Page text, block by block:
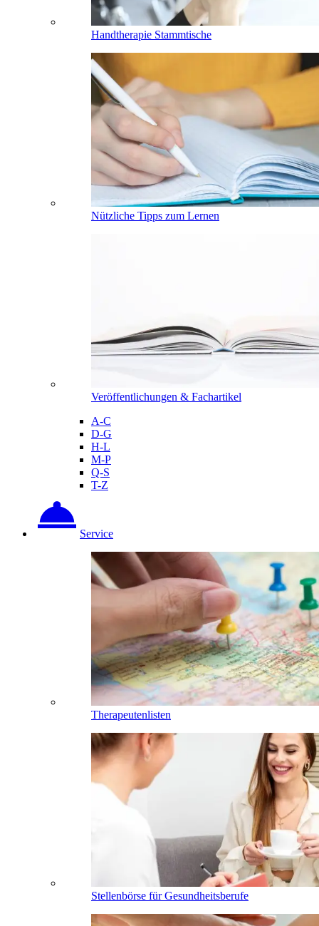
Handtherapie Stammtische
Nützliche Tipps zum Lernen
Veröffentlichungen & Fachartikel
A-C
D-G
H-L
M-P
Q-S
T-Z
Service
Therapeutenlisten
Stellenbörse für Gesundheitsberufe